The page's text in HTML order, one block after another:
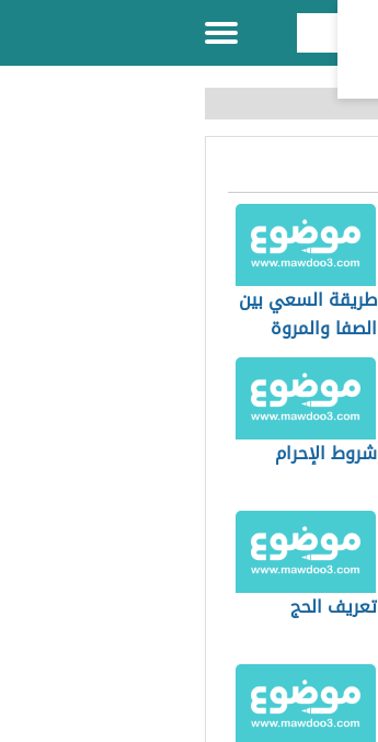
طريقة السعي بين
الصفا والمروة
شروط الإحرام
تعريف الحج